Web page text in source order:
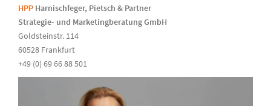
HPP Harnischfeger, Pietsch & Partner
Strategie- und Marketingberatung GmbH
Goldsteinstr. 114
60528 Frankfurt
+49 (0) 69 66 88 501